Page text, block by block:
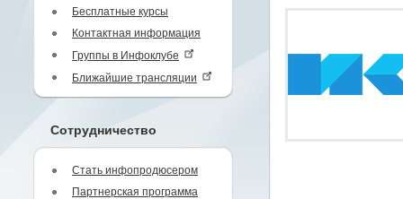
Бесплатные курсы
Контактная информация
Группы в Инфоклубе
Ближайшие трансляции
Сотрудничество
Стать инфопродюсером
Партнерская программа